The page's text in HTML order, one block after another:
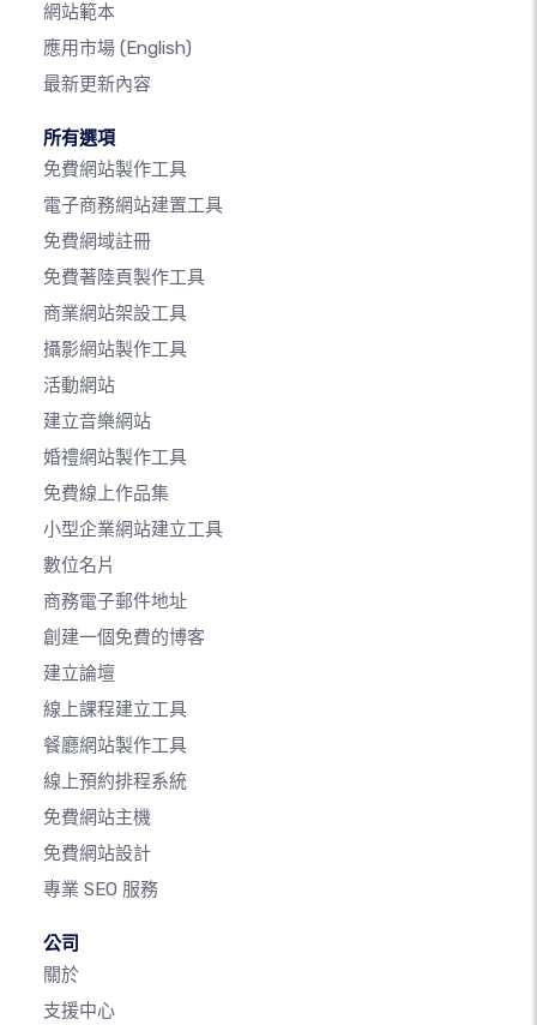
網站範本
應用市場 (English)
最新更新內容
所有選項
免費網站製作工具
電子商務網站建置工具
免費網域註冊
免費著陸頁製作工具
商業網站架設工具
攝影網站製作工具
活動網站
建立音樂網站
婚禮網站製作工具
免費線上作品集
小型企業網站建立工具
數位名片
商務電子郵件地址
創建一個免費的博客
建立論壇
線上課程建立工具
餐廳網站製作工具
線上預約排程系統
免費網站主機
免費網站設計
專業 SEO 服務
公司
關於
支援中心